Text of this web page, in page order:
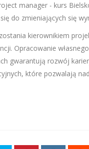
manager - kurs
do zmieniających się
kierownikiem
Opracowanie
gwarantują rozwój
które pozwalają